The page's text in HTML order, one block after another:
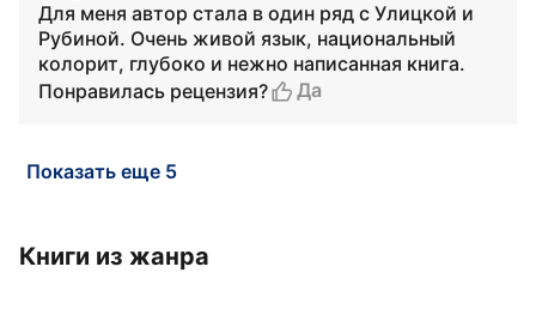
Для меня автор стала в один ряд с Улицкой и
Рубиной. Очень живой язык, национальный
колорит, глубоко и нежно написанная книга.
Понравилась рецензия?
Да
Показать еще 5
Книги из жанра